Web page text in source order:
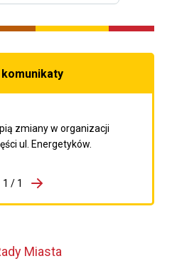
komunikaty
zmiany w organizacji
ul. Energetyków.
1 / 1
Przejdź do następnego
Miasta